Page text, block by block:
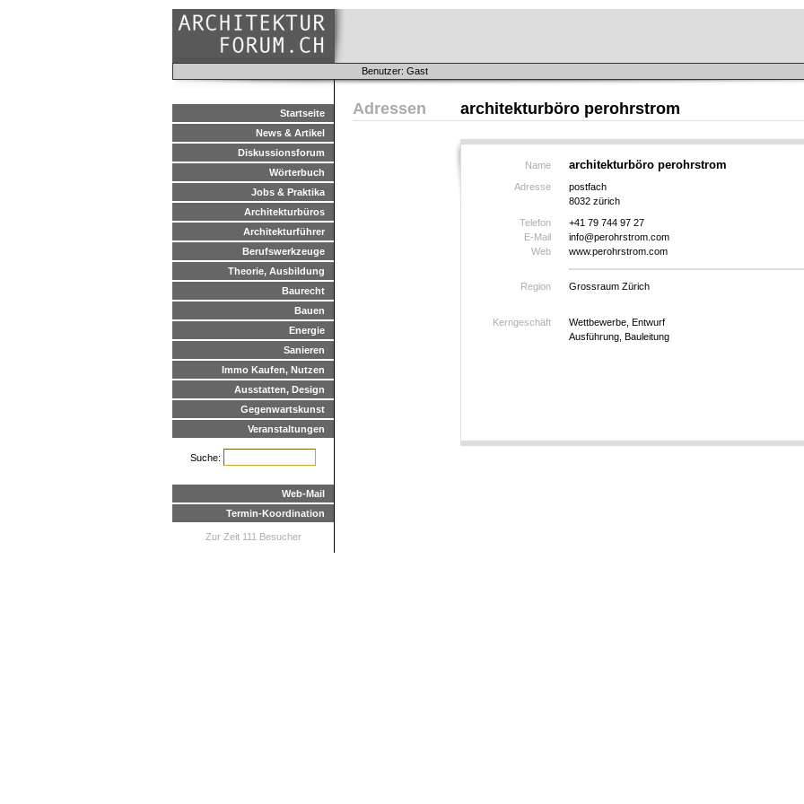
Benutzer: Gast
Startseite
News & Artikel
Diskussionsforum
Wörterbuch
Jobs & Praktika
Architekturbüros
Architekturführer
Berufswerkzeuge
Theorie, Ausbildung
Baurecht
Bauen
Energie
Sanieren
Immo Kaufen, Nutzen
Ausstatten, Design
Gegenwartskunst
Veranstaltungen
Suche:
Web-Mail
Termin-Koordination
Zur Zeit 111 Besucher
Adressen architekturböro perohrstrom
Name architekturböro perohrstrom
Adresse
postfach
8032 zürich
Telefon
+41 79 744 97 27
E-Mail
info@perohrstrom.com
Web
www.perohrstrom.com
Region Grossraum Zürich
Kerngeschäft
Wettbewerbe, Entwurf
Ausführung, Bauleitung